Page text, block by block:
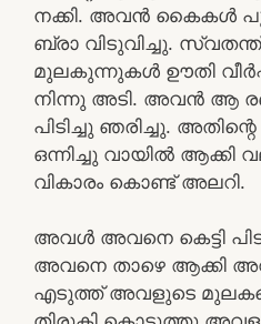
നക്കി. അവൻ കൈകൾ
ബ്രാ വിടുവിച്ചു.
മുലകുന്നുകൾ ഊതി
നിന്നു അടി. അവൻ ആ
പിടിച്ചു ഞരിച്ചു.
ഒന്നിച്ചു വായിൽ ആക്കി
വികാരം കൊണ്ട് അലറി.
അവൾ അവനെ കെട്ടി
അവനെ താഴെ ആക്കി
എടുത്ത് അവളുടെ